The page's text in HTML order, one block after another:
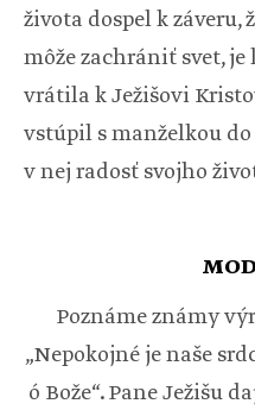
života dospel k záveru,
môže zachrániť svet, je
vrátila k Ježišovi
vstúpil s manželkou
v nej radosť svojho
Poznáme známy
„Nepokojné je naše
ó Bože“. Pane Ježišu